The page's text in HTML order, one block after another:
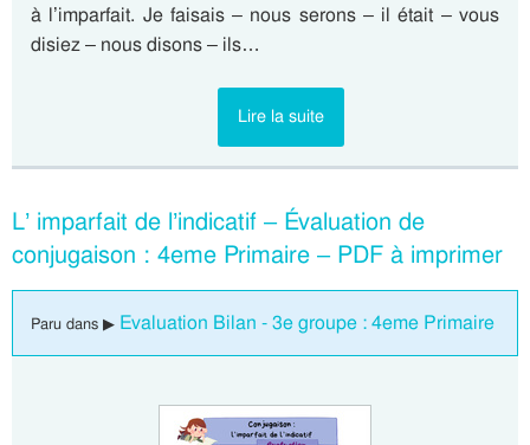
à l’imparfait. Je faisais – nous serons – il était – vous
disiez – nous disons – ils…
Lire la suite
L’ imparfait de l’indicatif – Évaluation de
conjugaison : 4eme Primaire – PDF à imprimer
Paru dans ▶ Evaluation Bilan - 3e groupe : 4eme Primaire